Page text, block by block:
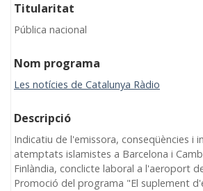
Titularitat
Pública nacional
Nom programa
Les notícies de Catalunya Ràdio
Descripció
Indicatiu de l'emissora, conseqüències i
atemptats islamistes a Barcelona i
Finlàndia, conclicte laboral a l'aeroport
Promoció del programa "El suplement